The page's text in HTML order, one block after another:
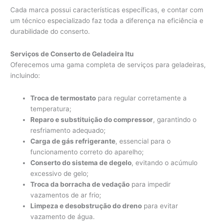
Cada marca possui características específicas, e contar com
um técnico especializado faz toda a diferença na eficiência e
durabilidade do conserto.
Serviços de Conserto de Geladeira Itu
Oferecemos uma gama completa de serviços para geladeiras,
incluindo:
Troca de termostato para regular corretamente a
temperatura;
Reparo e substituição do compressor, garantindo o
resfriamento adequado;
Carga de gás refrigerante, essencial para o
funcionamento correto do aparelho;
Conserto do sistema de degelo, evitando o acúmulo
excessivo de gelo;
Troca da borracha de vedação para impedir
vazamentos de ar frio;
Limpeza e desobstrução do dreno para evitar
vazamento de água.